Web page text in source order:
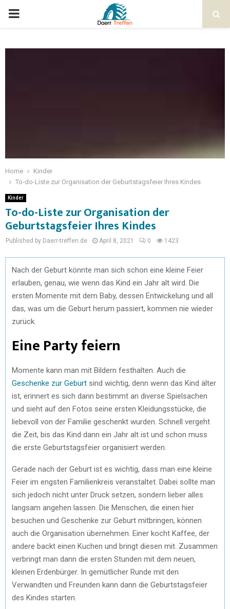
Home
Kinder
To-do-Liste zur Organisation der Geburtstagsfeier Ihres Kindes
Kinder
To-do-Liste zur Organisation der
Geburtstagsfeier Ihres Kindes
Published by Daerr-treffen.de April 8, 2021 0 1423
Nach der Geburt könnte man sich schon eine kleine Feier
erlauben, genau, wie wenn das Kind ein Jahr alt wird. Die
ersten Momente mit dem Baby, dessen Entwickelung und all
das, was um die Geburt herum passiert, kommen nie wieder
zurück.
Eine Party feiern
Momente kann man mit Bildern festhalten. Auch die
Geschenke zur Geburt sind wichtig, denn wenn das Kind älter
ist, erinnert es sich dann bestimmt an diverse Spielsachen
und sieht auf den Fotos seine ersten Kleidungsstücke, die
liebevoll von der Familie geschenkt wurden. Schnell vergeht
die Zeit, bis das Kind dann ein Jahr alt ist und schon muss
die erste Geburtstagsfeier organisiert werden.
Gerade nach der Geburt ist es wichtig, dass man eine kleine
Feier im engsten Familienkreis veranstaltet. Dabei sollte man
sich jedoch nicht unter Druck setzen, sondern lieber alles
langsam angehen lassen. Die Menschen, die einen hier
besuchen und Geschenke zur Geburt mitbringen, können
auch die Organisation übernehmen. Einer kocht Kaffee, der
andere backt einen Kuchen und bringt diesen mit. Zusammen
verbringt man dann die ersten Stunden mit dem neuen,
kleinen Erdenbürger. In gemütlicher Runde mit den
Verwandten und Freunden kann dann die Geburtstagsfeier
des Kindes starten.